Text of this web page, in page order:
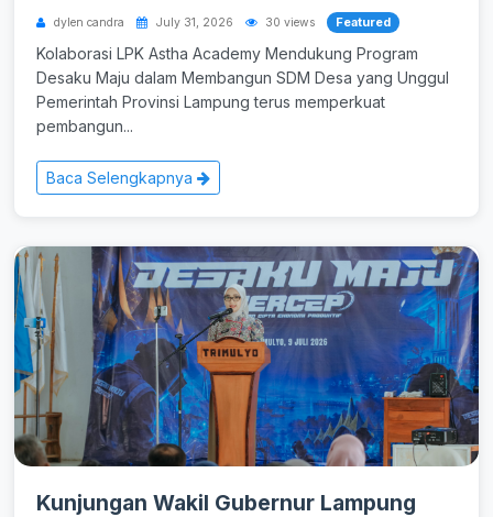
dylen candra July 31, 2026 30 views Featured
Kolaborasi LPK Astha Academy Mendukung Program
Desaku Maju dalam Membangun SDM Desa yang Unggul
Pemerintah Provinsi Lampung terus memperkuat
pembangun...
Baca Selengkapnya
Kunjungan Wakil Gubernur Lampung